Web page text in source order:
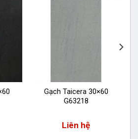
Gạch Taicera 30×60
G63218
Liên hệ